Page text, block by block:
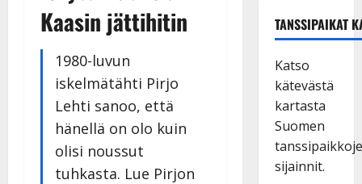
Kaasin jättihitin
1980-luvun
iskelmätähti Pirjo
Lehti sanoo, että
hänellä on olo kuin
olisi noussut
tuhkasta. Lue Pirjon
TANSSIPAIKAT
Katso
kätevästä
kartasta
Suomen
sijainnit.